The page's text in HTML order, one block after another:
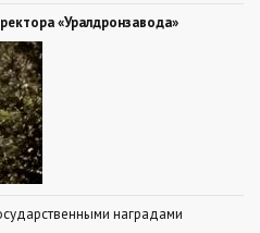
«Уралдронзавода»
наградами